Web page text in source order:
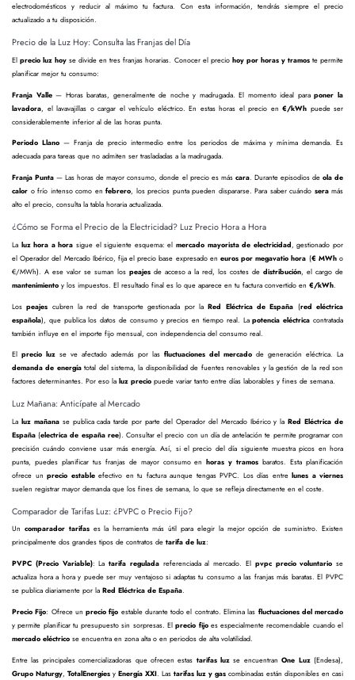
electrodomésticos y reducir al máximo tu factura. Con esta información, tendrás siempre el precio
actualizado a tu disposición.
Precio de la Luz Hoy: Consulta las Franjas del Día
Elprecio luz hoy se divide en tres franjas horarias. Conocer el precio hoy por horas y tramoste permite
planificar mejor tu consumo:
Franja Valle— Horas baratas, generalmente de noche y madrugada. El momento ideal paraponer la
lavadora , el lavavajillas o cargar el vehículo eléctrico. En estas horas el precio en €/kWh puede ser
considerablemente inferior al de las horas punta.
Periodo Llano — Franja de precio intermedio entre los periodos de máxima y mínima demanda. Es
adecuada para tareas que no admiten ser trasladadas a la madrugada.
Franja Punta — Las horas de mayor consumo, donde el precio es más cara. Durante episodios de ola de
calor o frío intenso como en febrero, los precios punta pueden dispararse. Para saber cuándo seramás
alto el precio, consulta la tabla horaria actualizada.
¿Cómo se Forma el Precio de la Electricidad? Luz Precio Hora a Hora
La luz hora a hora sigue el siguiente esquema: elmercado mayorista de electricidad, gestionado por
el Operador del Mercado Ibérico, fija el precio base expresado en euros por megavatio hora (€ MWho
€/MWh). A ese valor se suman los peajesde acceso a la red, los costes dedistribución, el cargo de
mantenimiento y los impuestos. El resultado final es lo que aparece en tu factura convertido en €/kWh.
Lospeajes cubren la red de transporte gestionada por laRed Eléctrica de España (red eléctrica
española), que publica los datos de consumo y precios en tiempo real. Lapotencia eléctrica contratada
también influye en el importe fijo mensual, con independencia del consumo real.
El precio luz se ve afectado además por las fluctuaciones del mercado de generación eléctrica. La
demanda de energíatotal del sistema, la disponibilidad de fuentes renovables y la gestión de la red son
factores determinantes. Por eso la luz precio puede variar tanto entre días laborables y fines de semana.
Luz Mañana: Anticípate al Mercado
La luz mañanase publica cada tarde por parte del Operador del Mercado Ibérico y laRed Eléctrica de
España (electrica de españa ree). Consultar el precio con un día de antelación te permite programar con
precisión cuándo conviene usar más energía. Así, si el precio del día siguiente muestra picos en hora
punta, puedes planificar tus franjas de mayor consumo enhoras y tramos baratos. Esta planificación
ofrece un precio estableefectivo en tu factura aunque tengas PVPC. Los días entre lunes a viernes
suelen registrar mayor demanda que los fines de semana, lo que se refleja directamente en el coste.
Comparador de Tarifas Luz: ¿PVPC o Precio Fijo?
Un comparador tarifases la herramienta más útil para elegir la mejor opción de suministro. Existen
principalmente dos grandes tipos de contratos de tarifa de luz:
PVPC (Precio Variable): Latarifa reguladareferenciada al mercado. El pvpc precio voluntario se
actualiza hora a hora y puede ser muy ventajoso si adaptas tu consumo a las franjas más baratas. El PVPC
se publica diariamente por la Red Eléctrica de España.
Precio Fijo: Ofrece unprecio fijo estable durante todo el contrato. Elimina las fluctuaciones del mercado
y permite planificar tu presupuesto sin sorpresas. Elprecio fijoes especialmente recomendable cuando el
mercado eléctrico se encuentra en zona alta o en periodos de alta volatilidad.
Entre las principales comercializadoras que ofrecen estas tarifas luz se encuentranOne Luz(Endesa),
Grupo Naturgy, TotalEnergies y Energía XXI. Las tarifas luz y gas combinadas están disponibles en casi